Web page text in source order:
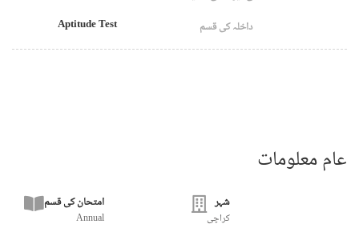
داخلہ کی قسم
Aptitude Test
عام معلومات
شہر
کراچی
امتحان کی قسم
Annual